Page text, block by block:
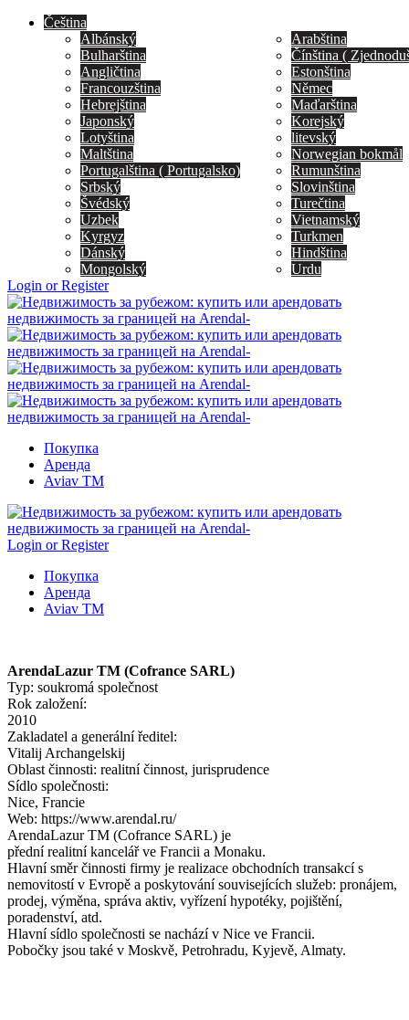
Čeština
Albánský
Arabština
Bulharština
Čínština (
Angličtina
Estonština
Francouzština
Němec
Hebrejština
Maďarština
Japonský
Korejský
Lotyština
litevský
Maltština
Norwegian bokmål
Portugalština ( Portugalsko)
Rumunština
Srbský
Slovinština
Švédský
Turečtina
Uzbek
Vietnamský
Kyrgyz
Turkmen
Dánský
Hindština
Mongolský
Urdu
Login or Register
Покупка
Аренда
Aviav TM
Login or Register
Покупка
Аренда
Aviav TM
ArendaLazur TM (Cofrance SARL)
Typ: soukromá společnost
Rok založení:
2010
Zakladatel a generální ředitel:
Vitalij Archangelskij
Oblast činnosti: realitní činnost, jurisprudence
Sídlo společnosti:
Nice, Francie
Web: https://www.arendal.ru/
ArendaLazur TM (Cofrance SARL) je
přední realitní kancelář ve Francii a Monaku.
Hlavní směr činnosti firmy je realizace obchodních transakcí s
nemovitostí v Evropě a poskytování souvisejících služeb: pronájem,
prodej, výměna, správa aktiv, vyřízení hypotéky, pojištění,
poradenství, atd.
Hlavní sídlo společnosti se nachází v Nice ve Francii.
Pobočky jsou také v Moskvě, Petrohradu, Kyjevě, Almaty.